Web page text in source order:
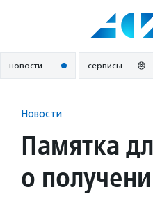
новости сервисы
Новости
Памятка
о